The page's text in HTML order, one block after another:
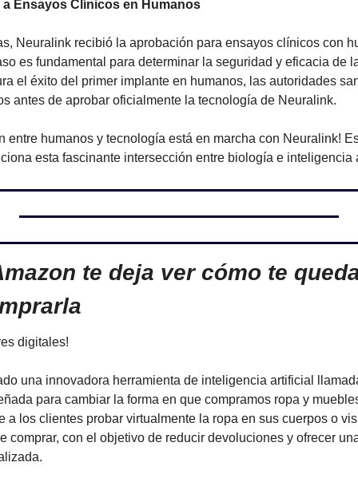
Ensayos Clínicos en Humanos
Neuralink recibió la aprobación para ensayos clínicos con
es fundamental para determinar la seguridad y eficacia de
el éxito del primer implante en humanos, las autoridades
antes de aprobar oficialmente la tecnología de Neuralink.
entre humanos y tecnología está en marcha con Neuralink!
esta fascinante intersección entre biología e inteligencia
te deja ver cómo te
digitales!
una innovadora herramienta de inteligencia artificial
para cambiar la forma en que compramos ropa y
a los clientes probar virtualmente la ropa en sus cuerpos o
comprar, con el objetivo de reducir devoluciones y ofrecer